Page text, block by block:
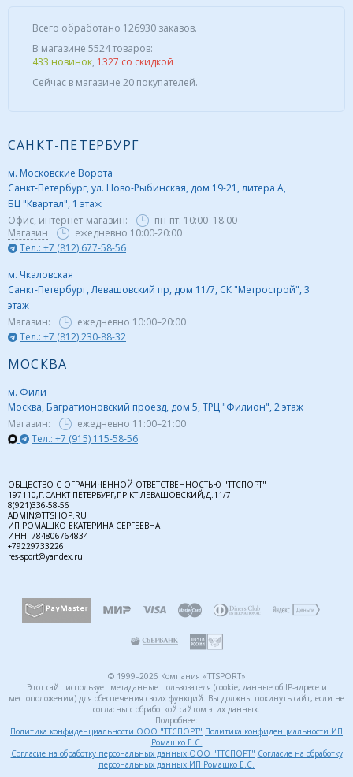
Всего обработано 126930 заказов.
В магазине 5524 товаров:
433 новинок, 1327 со скидкой
Сейчас в магазине 20 покупателей.
САНКТ-ПЕТЕРБУРГ
м. Московские Ворота
Санкт-Петербург, ул. Ново-Рыбинская, дом 19-21, литера А,
БЦ "Квартал", 1 этаж
Офис, интернет-магазин:
пн-пт: 10:00–18:00
Магазин
ежедневно 10:00-20:00
Тел.: +7 (812) 677-58-56
м. Чкаловская
Санкт-Петербург, Левашовский пр, дом 11/7, СК "Метрострой", 3
этаж
Магазин:
ежедневно 10:00–20:00
Тел.: +7 (812) 230-88-32
МОСКВА
м. Фили
Москва, Багратионовский проезд, дом 5, ТРЦ "Филион", 2 этаж
Магазин:
ежедневно 11:00–21:00
Тел.: +7 (915) 115-58-56
ОБЩЕСТВО С ОГРАНИЧЕННОЙ ОТВЕТСТВЕННОСТЬЮ "ТТСПОРТ"
197110,Г.САНКТ-ПЕТЕРБУРГ,ПР-КТ ЛЕВАШОВСКИЙ,Д.11/7
8(921)336-58-56
ADMIN@TTSHOP.RU
ИП РОМАШКО ЕКАТЕРИНА СЕРГЕЕВНА
ИНН: 784806764834
+79229733226
res-sport@yandex.ru
© 1999–2026 Компания «TTSPORT»
Этот сайт использует метаданные пользователя (cookie, данные об IP-адресе и
местоположении) для обеспечения своих функций. Вы должны покинуть сайт, если не
согласны с обработкой сайтом этих данных.
Подробнее:
Политика конфиденциальности ООО "ТТСПОРТ" Политика конфиденциальности ИП
Ромашко Е.С.
Согласие на обработку персональных данных ООО "ТТСПОРТ" Согласие на обработку
персональных данных ИП Ромашко Е.С.